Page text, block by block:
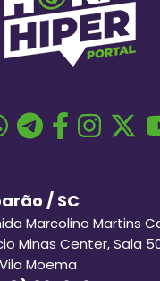
/ SC
Marcolino Martins
Minas Center, Sala
Moema